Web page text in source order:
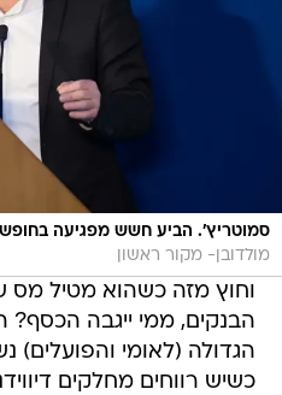
סמוטריץ'. הביע חשש מפגיעה בחופש
מולדובן- מקור ראשון
הבנקים, ממי ייגבה
הגדולה (לאומי והפועלים)
כשיש רווחים מחלקים